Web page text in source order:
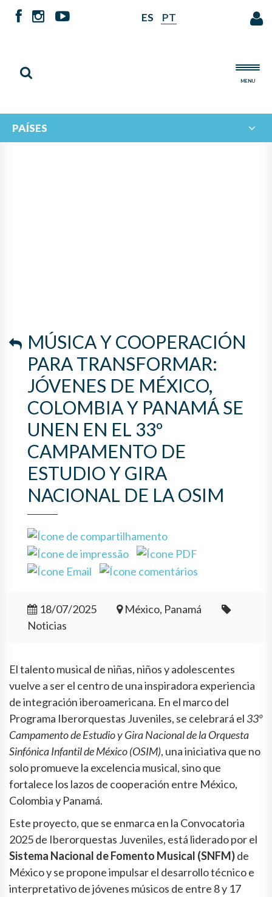
ES PT
MENU
PAÍSES
CAMPAMENTO DE ESTUDIO Y
GIRA NACIONAL DE LA OSIM
MÚSICA Y COOPERACIÓN
PARA TRANSFORMAR:
JÓVENES DE MÉXICO,
COLOMBIA Y PANAMÁ SE
UNEN EN EL 33º
CAMPAMENTO DE
ESTUDIO Y GIRA
NACIONAL DE LA OSIM
18/07/2025
México, Panamá
Noticias
El talento musical de niñas, niños y adolescentes
vuelve a ser el centro de una inspiradora experiencia
de integración iberoamericana. En el marco del
Programa Iberorquestas Juveniles, se celebrará el 33º
Campamento de Estudio y Gira Nacional de la Orquesta
Sinfónica Infantil de México (OSIM), una iniciativa que no
solo promueve la excelencia musical, sino que
fortalece los lazos de cooperación entre México,
Colombia y Panamá.
Este proyecto, que se enmarca en la Convocatoria
2025 de Iberorquestas Juveniles, está liderado por el
Sistema Nacional de Fomento Musical (SNFM)de
México y se propone impulsar el desarrollo técnico e
interpretativo de jóvenes músicos de entre 8 y 17